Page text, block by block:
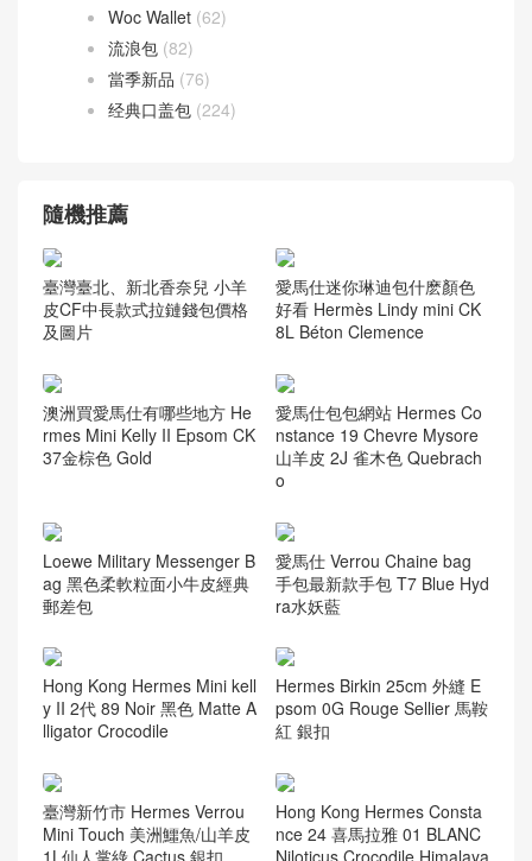
Woc Wallet (62)
流浪包 (82)
當季新品 (76)
经典口盖包 (224)
隨機推薦
臺灣臺北、新北香奈兒 小羊
皮CF中長款式拉鏈錢包價格
及圖片
愛馬仕迷你琳迪包什麽顏色
好看 Hermès Lindy mini CK
8L Béton Clemence
澳洲買愛馬仕有哪些地方 He
rmes Mini Kelly II Epsom CK
37金棕色 Gold
愛馬仕包包網站 Hermes Co
nstance 19 Chevre Mysore
山羊皮 2J 雀木色 Quebrach
o
Loewe Military Messenger B
ag 黑色柔軟粒面小牛皮經典
郵差包
愛馬仕 Verrou Chaine bag
手包最新款手包 T7 Blue Hyd
ra水妖藍
Hong Kong Hermes Mini kell
y II 2代 89 Noir 黑色 Matte A
lligator Crocodile
Hermes Birkin 25cm 外縫 E
psom 0G Rouge Sellier 馬鞍
紅 銀扣
臺灣新竹市 Hermes Verrou
Mini Touch 美洲鱷魚/山羊皮
Hong Kong Hermes Consta
nce 24 喜馬拉雅 01 BLANC